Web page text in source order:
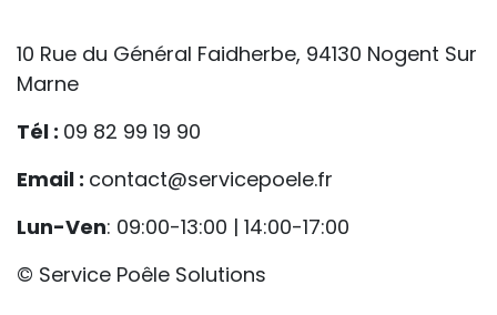
10 Rue du Général Faidherbe, 94130 Nogent Sur
Marne
Tél : 09 82 99 19 90
Email : contact@servicepoele.fr
Lun-Ven: 09:00-13:00 | 14:00-17:00
© Service Poêle Solutions